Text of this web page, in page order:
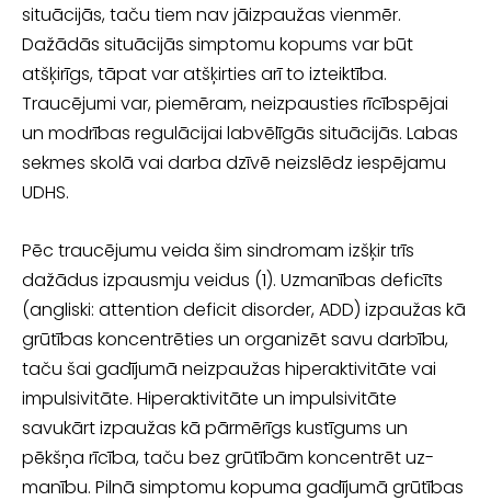
situācijās, taču tiem nav jāizpaužas vien­mēr.
Dažādās situācijās simptomu kopums var būt
atšķirīgs, tāpat var atšķirties arī to izteiktība.
Traucējumi var, piemēram, neizpausties rīcībspējai
un modrības regulācijai labvēlīgās situācijās. Labas
sekmes skolā vai darba dzīvē neizslēdz ie­spējamu
UDHS.
Pēc traucējumu veida šim sindromam izšķir trīs
dažādus izpausmju veidus (1). Uzmanības deficīts
(angliski: attention deficit disorder, ADD) izpaužas kā
grūtī­bas koncentrēties un organizēt savu darbību,
taču šai gadījumā neizpaužas hiper­aktivitāte vai
impulsivitāte. Hiperaktivitāte un impulsivitāte
savukārt izpaužas kā pārmērīgs kustīgums un
pēkšņa rīcība, taču bez grūtībām koncentrēt uz­
manību. Pilnā simptomu kopuma gadījumā grūtības